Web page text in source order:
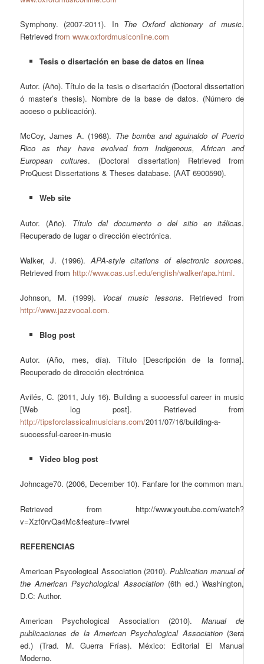
Symphony. (2007-2011). In The Oxford dictionary of music.
Retrieved from www.oxfordmusiconline.com
Tesis o disertación en base de datos en línea
Autor. (Año). Título de la tesis o disertación (Doctoral dissertation
ó master’s thesis). Nombre de la base de datos. (Número de
acceso o publicación).
McCoy, James A. (1968). The bomba and aguinaldo of Puerto
Rico as they have evolved from Indigenous, African and
European cultures. (Doctoral dissertation) Retrieved from
ProQuest Dissertations & Theses database. (AAT 6900590).
Web site
Autor. (Año). Título del documento o del sitio en itálicas.
Recuperado de lugar o dirección electrónica.
Walker, J. (1996).APA-style citations of electronic sources.
Retrieved from http://www.cas.usf.edu/english/walker/apa.html.
Johnson, M. (1999). Vocal music lessons. Retrieved from
http://www.jazzvocal.com.
Blog post
Autor. (Año, mes, día). Título [Descripción de la forma].
Recuperado de dirección electrónica
Avilés, C. (2011, July 16). Building a successful career in music
[Web log post]. Retrieved from
http://tipsforclassicalmusicians.com/2011/07/16/building-a-
successful-career-in-music
Video blog post
Johncage70. (2006, December 10). Fanfare for the common man.
Retrieved from http://www.youtube.com/watch?
v=Xzf0rvQa4Mc&feature=fvwrel
REFERENCIAS
American Psycological Association (2010).Publication manual of
the American Psychological Association (6th ed.) Washington,
D.C: Author.
American Psychological Association (2010). Manual de
publicaciones de la American Psychological Association (3era
ed.) (Trad. M. Guerra Frías). México: Editorial El Manual
Moderno.